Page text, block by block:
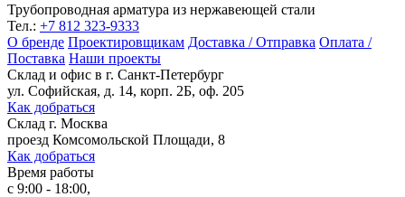
Трубопроводная арматура из нержавеющей стали
Тел.: +7 812 323-9333
О бренде Проектировщикам Доставка / Отправка Оплата /
Поставка Наши проекты
Склад и офис в г. Санкт-Петербург
ул. Софийская, д. 14, корп. 2Б, оф. 205
Как добраться
Склад г. Москва
проезд Комсомольской Площади, 8
Как добраться
Время работы
с 9:00 - 18:00,